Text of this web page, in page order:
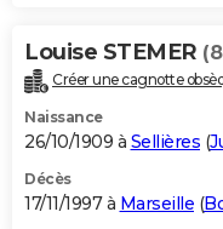
Louise STEMER
Créer une cagnotte
Naissance
26/10/1909 à Sellières (
Décès
17/11/1997 à Marseille (